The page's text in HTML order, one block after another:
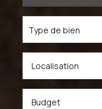
De l'immo pro
Type de bien
Budget